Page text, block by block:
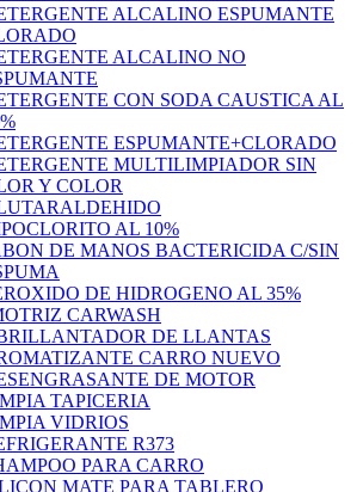
ALCALINO ESPUMANTE
ALCALINO NO
CON SODA CAUSTICA AL
ESPUMANTE+CLORADO
MULTILIMPIADOR SIN
Y COLOR
AL 10%
DE MANOS BACTERICIDA C/SIN
DE HIDROGENO AL 35%
CARWASH
DE LLANTAS
CARRO NUEVO
DE MOTOR
TAPICERIA
VIDRIOS
R373
PARA CARRO
MATE PARA TABLERO